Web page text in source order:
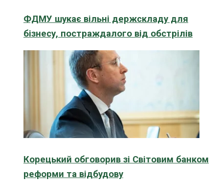
ФДМУ шукає вільні держскладу для
бізнесу, постраждалого від обстрілів
Корецький обговорив зі Світовим банком
реформи та відбудову